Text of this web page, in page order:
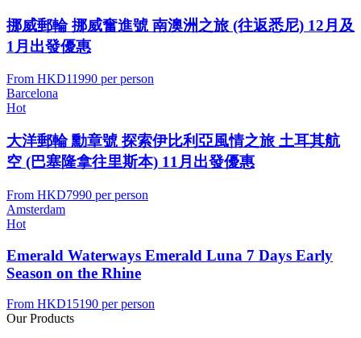
挪威郵輪 挪威奮進號 南澳洲之旅 (往返悉尼) 12月及
1月出發優惠
From HKD11990 per person
Barcelona
Hot
大洋郵輪 勳章號 探索伊比利亞風情之旅 土耳其航
空 (巴塞隆拿往里斯本) 11月出發優惠
From HKD7990 per person
Amsterdam
Hot
Emerald Waterways Emerald Luna 7 Days Early
Season on the Rhine
From HKD15190 per person
Our Products